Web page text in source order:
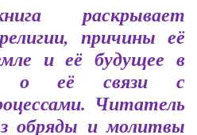
раскрывает
причины её
и её будущее в
о её связи с
Читатель
обряды и молитвы